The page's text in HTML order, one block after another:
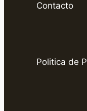
Contacto
Politica de